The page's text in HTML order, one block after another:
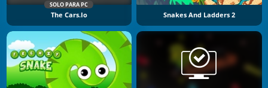
SOLO PARA PC
The Cars.io Snakes And Ladders 2